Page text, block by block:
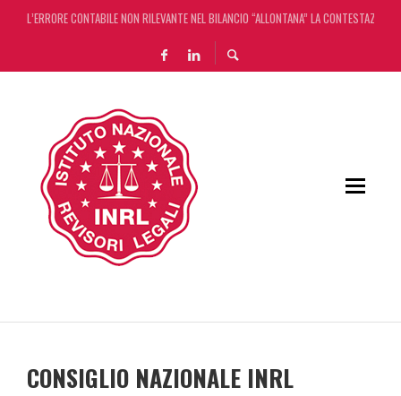
L’ERRORE CONTABILE NON RILEVANTE NEL BILANCIO “ALLONTANA” LA CONTESTAZIONE
DECRETO OMNIBUS: CON IL CONCORDATO UNO ‘SCUDO’ FISCALE DI 4 ANNI
CHIUSURA ESTIVA DELLA RASSEGNA STAMPA INRL: DAL 10 AL 24 AGOSTO
CONSIGLIO NAZIONALE INRL